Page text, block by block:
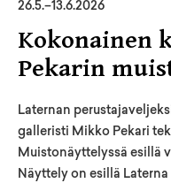
26.5.–13.6.2026
Kokonainen
Pekarin
Laternan
galleristi Mikko Pekari
Muistonäyttelyssä esillä
Näyttely on esillä